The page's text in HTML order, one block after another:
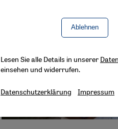
Ablehnen
Lesen Sie alle Details in unserer
einsehen und widerrufen.
Datenschutzerklärung Impressum